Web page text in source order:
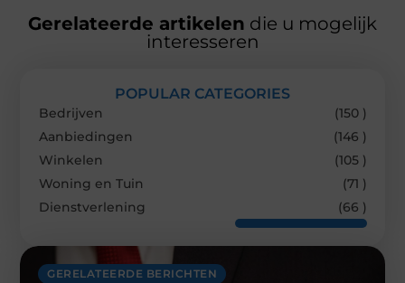
Gerelateerde artikelen die u mogelijk
interesseren
GERELATEERDE BERICHTEN
POPULAR CATEGORIES
Bedrijven
(150 )
Aanbiedingen
(146 )
Winkelen
(105 )
Woning en Tuin
(71 )
Dienstverlening
(66 )